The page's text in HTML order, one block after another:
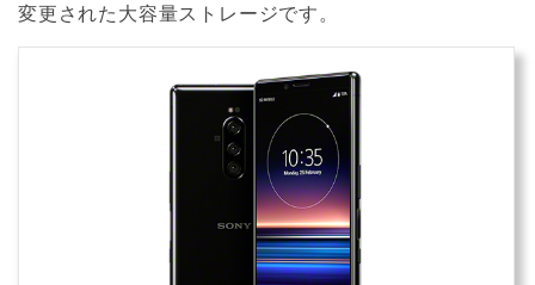
変更された大容量ストレージです。